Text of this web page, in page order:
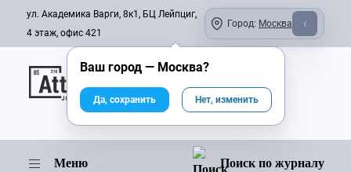
ул. Академика Варги, 8к1, БЦ Лейпциг,
4 этаж, офис 421
Город: Москва
Онлайн-журнал
Меню Поиск по журналу
Ваш город — Москва?
Да, сохранить Нет, изменить